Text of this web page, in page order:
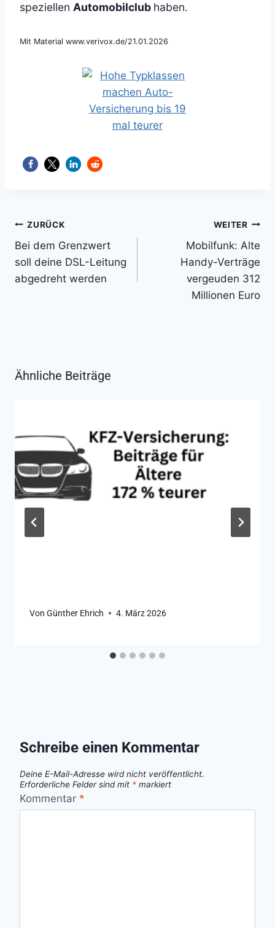
speziellen Automobilclub haben.
Mit Material www.verivox.de/21.01.2026
Beitragsnavigation
ZURÜCK
Bei dem Grenzwert
soll deine DSL-Leitung
abgedreht werden
WEITER
Mobilfunk: Alte
Handy-Verträge
vergeuden 312
Millionen Euro
Ähnliche Beiträge
Von Günther Ehrich 4. März 2026
Schreibe einen Kommentar
Deine E-Mail-Adresse wird nicht veröffentlicht.
Erforderliche Felder sind mit * markiert
Kommentar *